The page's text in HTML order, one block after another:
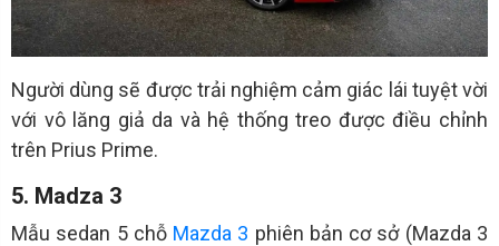
Người dùng sẽ được trải nghiệm cảm giác lái tuyệt vời
với vô lăng giả da và hệ thống treo được điều chỉnh
trên Prius Prime.
5. Madza 3
Mẫu sedan 5 chỗ Mazda 3 phiên bản cơ sở (Mazda 3